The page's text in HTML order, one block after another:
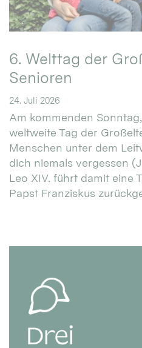
6. Welttag der
Senioren
24. Juli 2026
Am kommenden
weltweite Tag der
Menschen unter dem
dich niemals vergessen
Leo XIV. führt damit eine
Papst Franziskus